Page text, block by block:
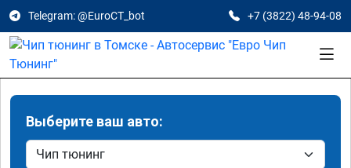
Telegram: @EuroCT_bot +7 (3822) 48-94-08
Выберите ваш авто: